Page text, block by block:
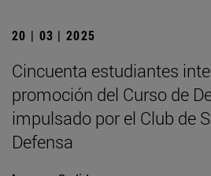
20 | 03 | 2025
Cincuenta estudiantes
promoción del Curso de
impulsado por el Club de
Defensa